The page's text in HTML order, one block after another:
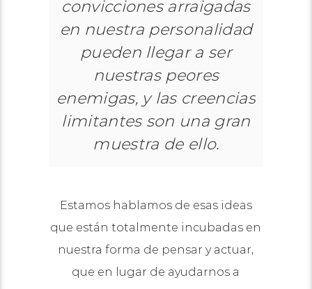
convicciones arraigadas
en nuestra personalidad
pueden llegar a ser
nuestras peores
enemigas, y las creencias
limitantes son una gran
muestra de ello.
Estamos hablamos de esas ideas
que están totalmente incubadas en
nuestra forma de pensar y actuar,
que en lugar de ayudarnos a